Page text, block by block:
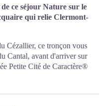
ce séjour Nature sur le
qui relie Clermont-
Cézallier, ce tronçon vous
Cantal, avant d'arriver sur
Petite Cité de Caractère®